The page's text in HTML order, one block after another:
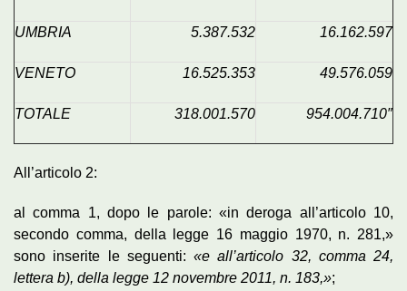
UMBRIA 5.387.532 16.162.597
VENETO 16.525.353 49.576.059
TOTALE 318.001.570 954.004.710″
All’articolo 2:
al comma 1, dopo le parole: «in deroga all’articolo 10,
secondo comma, della legge 16 maggio 1970, n. 281,»
sono inserite le seguenti: «e all’articolo 32, comma 24,
lettera b), della legge 12 novembre 2011, n. 183,»;